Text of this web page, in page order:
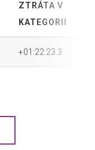
ZTRÁTA V
KATEGORII
+01:22:23.3